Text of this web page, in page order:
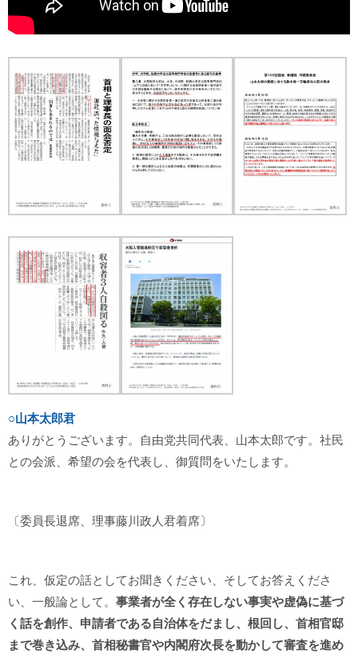
○山本太郎君
ありがとうございます。自由党共同代表、山本太郎です。社民
との会派、希望の会を代表し、御質問をいたします。
〔委員長退席、理事藤川政人君着席〕
これ、仮定の話としてお聞きください、そしてお答えくださ
い、一般論として。 事業者が全く存在しない事実や虚偽に基づ
く話を創作、申請者である自治体をだまし、根回し、首相官邸
まで巻き込み、首相秘書官や内閣府次長を動かして審査を進め